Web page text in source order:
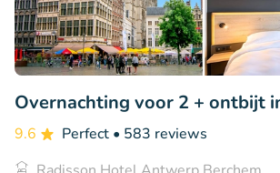
Overnachting voor 2 + ontbijt
9.6 Perfect • 583 reviews